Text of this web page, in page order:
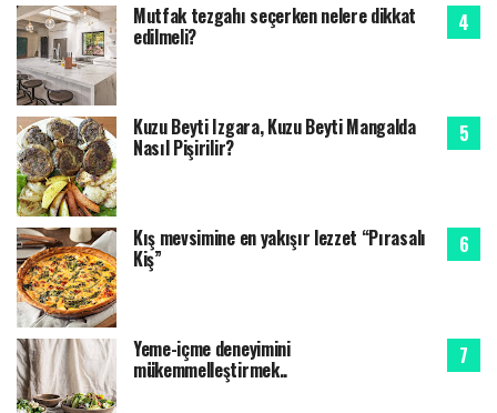
Mutfak tezgahı seçerken nelere dikkat
edilmeli?
Kuzu Beyti Izgara, Kuzu Beyti Mangalda
Nasıl Pişirilir?
Kış mevsimine en yakışır lezzet “Pırasalı
Kiş”
Yeme-içme deneyimini
mükemmelleştirmek..